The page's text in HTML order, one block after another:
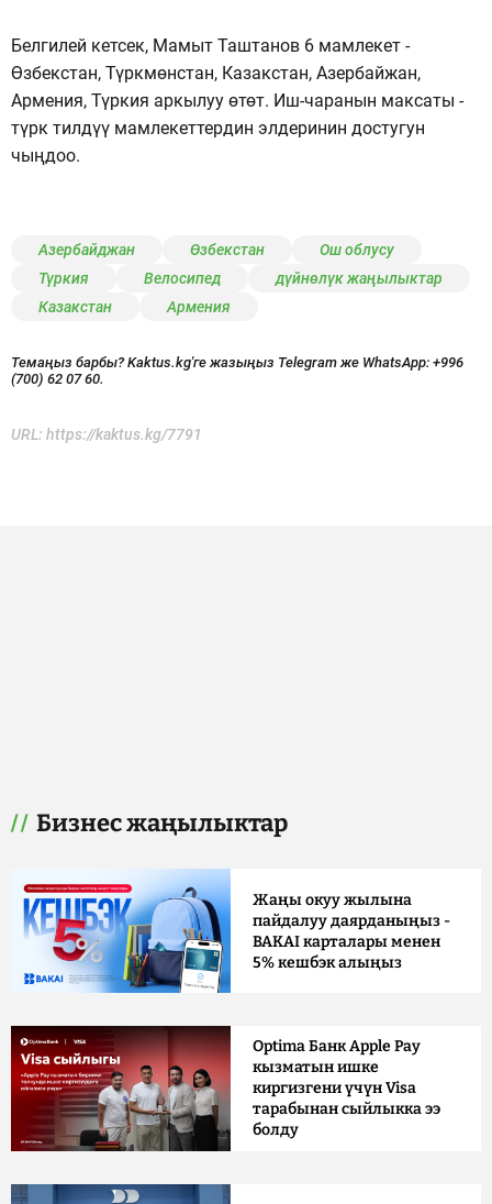
Белгилей кетсек, Мамыт Таштанов 6 мамлекет -
Өзбекстан, Түркмөнстан, Казакстан, Азербайжан,
Армения, Түркия аркылуу өтөт. Иш-чаранын максаты -
түрк тилдүү мамлекеттердин элдеринин достугун
чыңдоо.
Азербайджан Өзбекстан
Ош облусу
Түркия
Велосипед
дүйнөлүк жаңылыктар
Казакстан
Армения
Темаңыз барбы? Kaktus.kg'ге жазыңыз Telegram же WhatsApp: +996
(700) 62 07 60.
URL: https://kaktus.kg/7791
Бизнес жаңылыктар
Жаңы окуу жылына
пайдалуу даярданыңыз -
BAKAI карталары менен
5% кешбэк алыңыз
Optima Банк Apple Pay
кызматын ишке
киргизгени үчүн Visa
тарабынан сыйлыкка ээ
болду